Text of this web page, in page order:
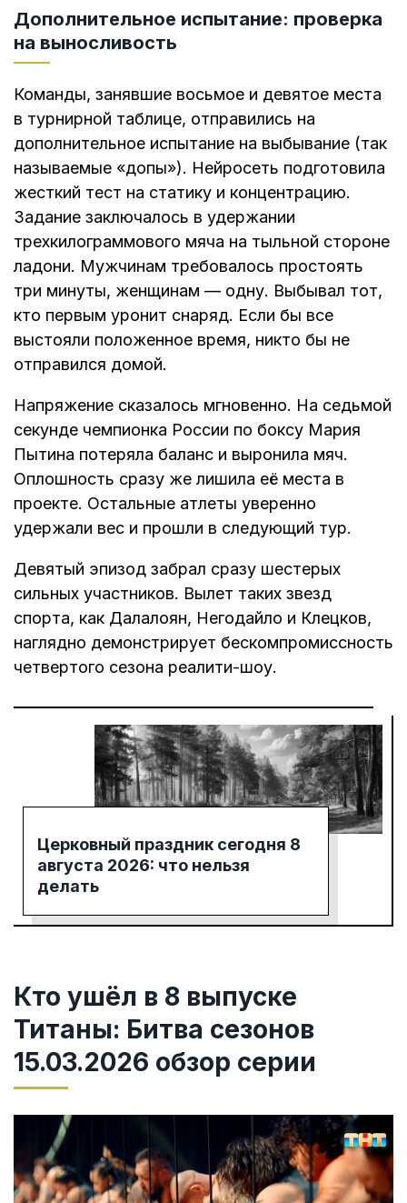
Дополнительное испытание: проверка
на выносливость
Команды, занявшие восьмое и девятое места
в турнирной таблице, отправились на
дополнительное испытание на выбывание (так
называемые «допы»). Нейросеть подготовила
жесткий тест на статику и концентрацию.
Задание заключалось в удержании
трехкилограммового мяча на тыльной стороне
ладони. Мужчинам требовалось простоять
три минуты, женщинам — одну. Выбывал тот,
кто первым уронит снаряд. Если бы все
выстояли положенное время, никто бы не
отправился домой.
Напряжение сказалось мгновенно. На седьмой
секунде чемпионка России по боксу Мария
Пытина потеряла баланс и выронила мяч.
Оплошность сразу же лишила её места в
проекте. Остальные атлеты уверенно
удержали вес и прошли в следующий тур.
Девятый эпизод забрал сразу шестерых
сильных участников. Вылет таких звезд
спорта, как Далалоян, Негодайло и Клецков,
наглядно демонстрирует бескомпромиссность
четвертого сезона реалити-шоу.
Церковный праздник сегодня 8
августа 2026: что нельзя
делать
Кто ушёл в 8 выпуске
Титаны: Битва сезонов
15.03.2026 обзор серии